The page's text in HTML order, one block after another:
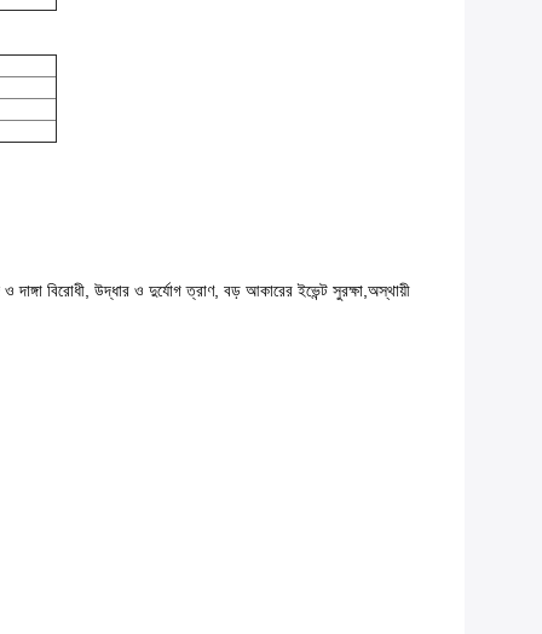
দাঙ্গা বিরোধী, উদ্ধার ও দুর্যোগ ত্রাণ, বড় আকারের ইভেন্ট সুরক্ষা,অস্থায়ী